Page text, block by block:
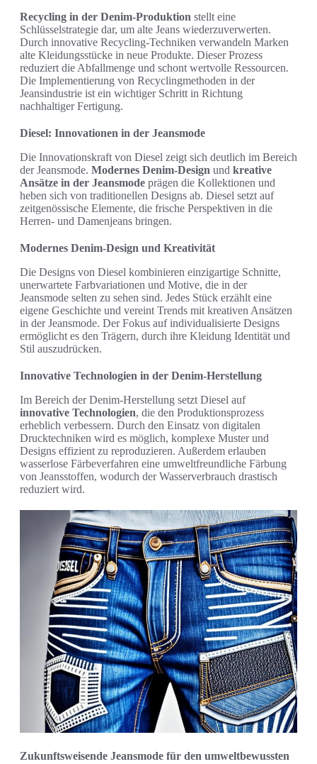
Recycling in der Denim-Produktion stellt eine
Schlüsselstrategie dar, um alte Jeans wiederzuverwerten.
Durch innovative Recycling-Techniken verwandeln Marken
alte Kleidungsstücke in neue Produkte. Dieser Prozess
reduziert die Abfallmenge und schont wertvolle Ressourcen.
Die Implementierung von Recyclingmethoden in der
Jeansindustrie ist ein wichtiger Schritt in Richtung
nachhaltiger Fertigung.
Diesel: Innovationen in der Jeansmode
Die Innovationskraft von Diesel zeigt sich deutlich im Bereich
der Jeansmode. Modernes Denim-Design und kreative
Ansätze in der Jeansmode prägen die Kollektionen und
heben sich von traditionellen Designs ab. Diesel setzt auf
zeitgenössische Elemente, die frische Perspektiven in die
Herren- und Damenjeans bringen.
Modernes Denim-Design und Kreativität
Die Designs von Diesel kombinieren einzigartige Schnitte,
unerwartete Farbvariationen und Motive, die in der
Jeansmode selten zu sehen sind. Jedes Stück erzählt eine
eigene Geschichte und vereint Trends mit kreativen Ansätzen
in der Jeansmode. Der Fokus auf individualisierte Designs
ermöglicht es den Trägern, durch ihre Kleidung Identität und
Stil auszudrücken.
Innovative Technologien in der Denim-Herstellung
Im Bereich der Denim-Herstellung setzt Diesel auf
innovative Technologien, die den Produktionsprozess
erheblich verbessern. Durch den Einsatz von digitalen
Drucktechniken wird es möglich, komplexe Muster und
Designs effizient zu reproduzieren. Außerdem erlauben
wasserlose Färbeverfahren eine umweltfreundliche Färbung
von Jeansstoffen, wodurch der Wasserverbrauch drastisch
reduziert wird.
Zukunftsweisende Jeansmode für den umweltbewussten